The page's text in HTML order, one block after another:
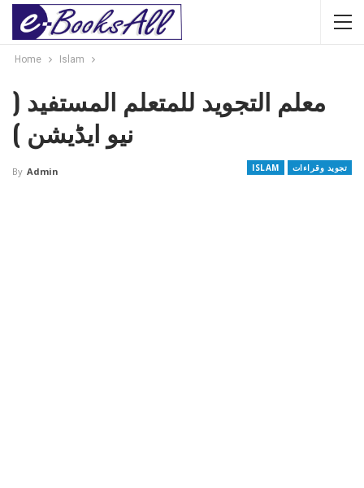
Home Islam
معلم التجوید للمتعلم المستفید (
نیو ایڈیشن )
ISLAM تجوید وقراءات By Admin